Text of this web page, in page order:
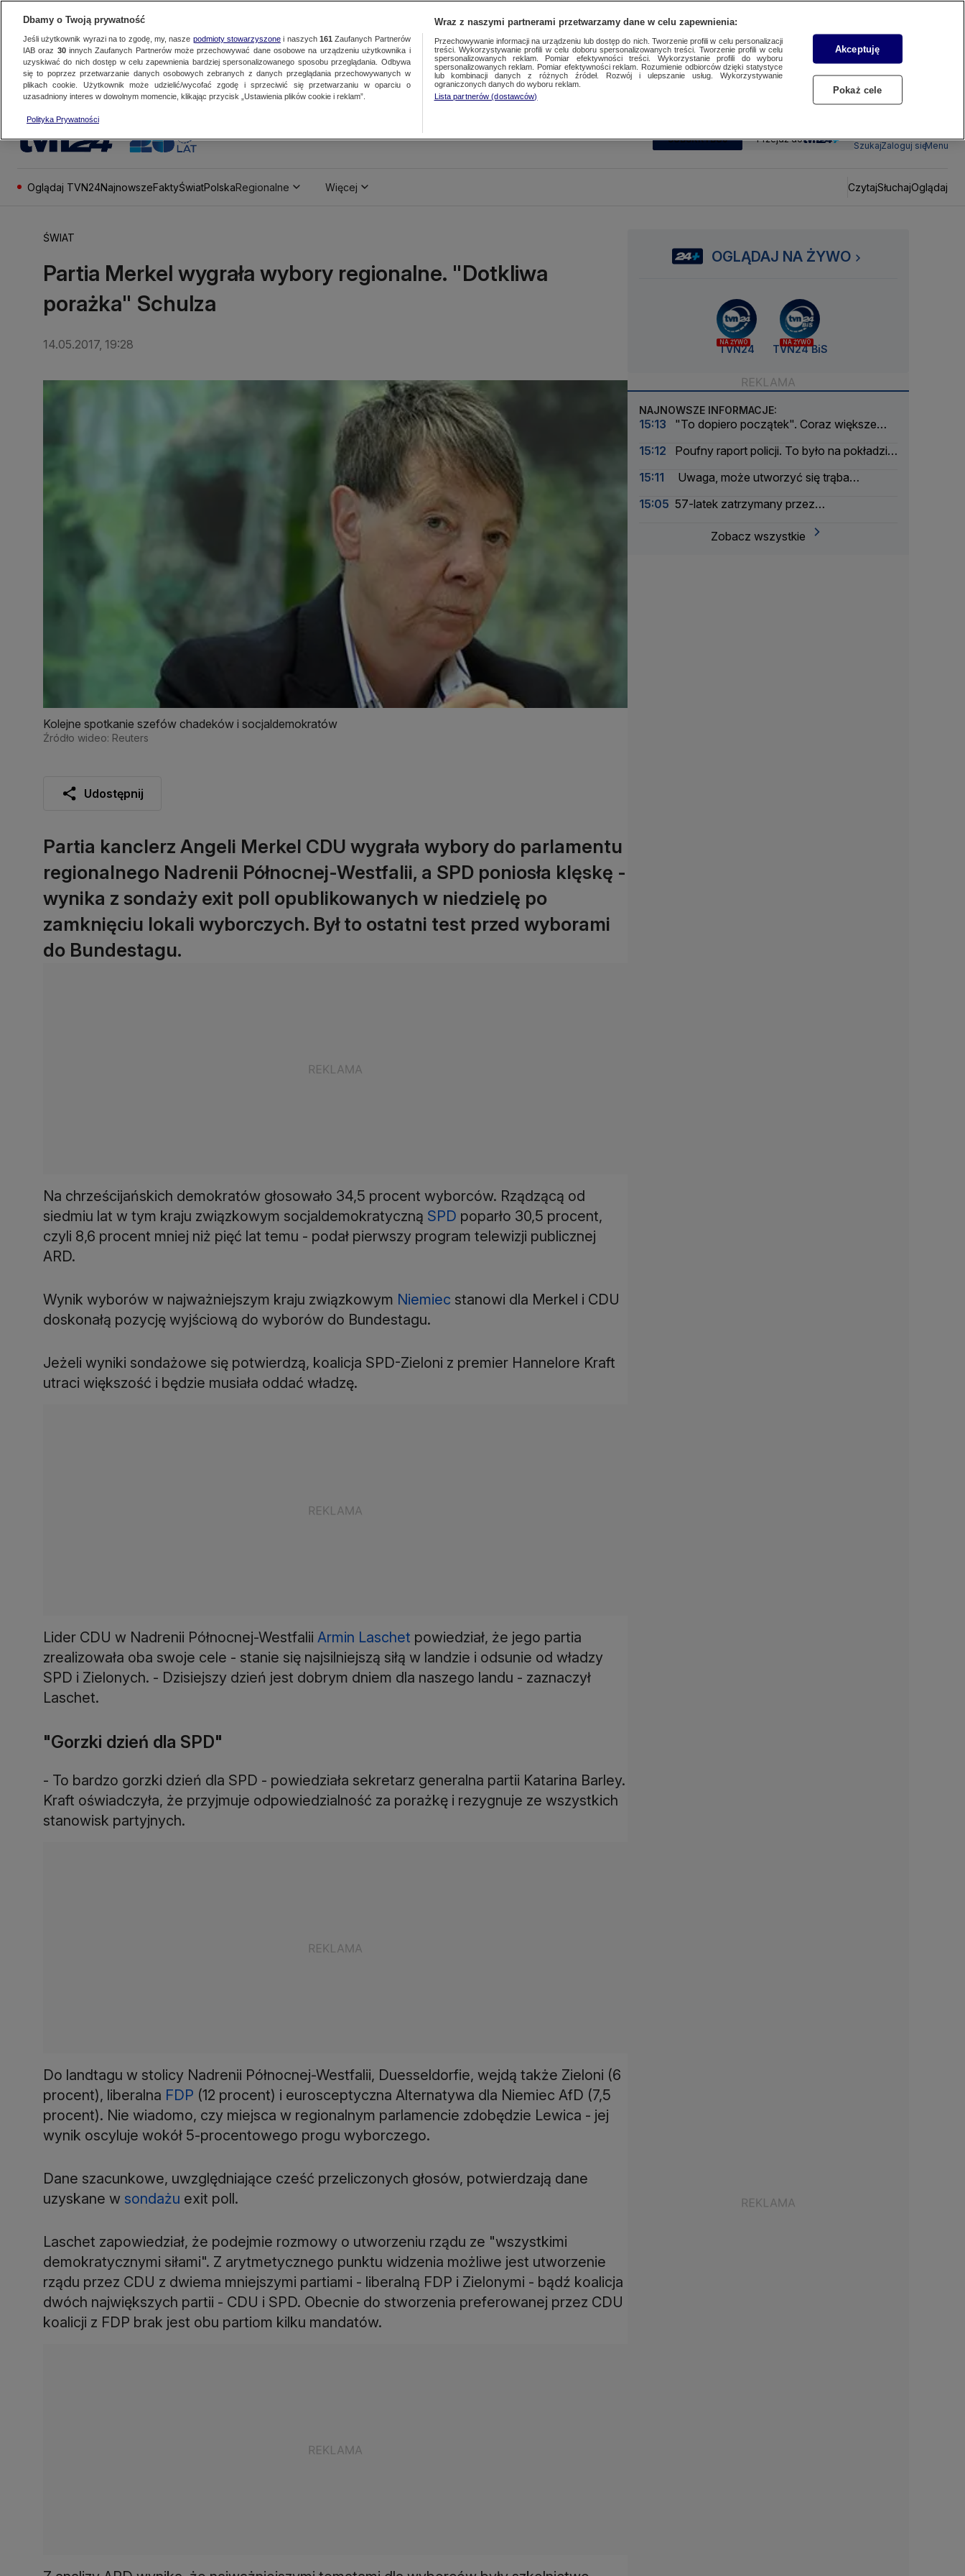
SUBSKRYBUJ Przejdź do
SzukajZaloguj sięMenu
Oglądaj TVN24NajnowszeFaktyŚwiatPolskaRegionalne Więcej CzytajSłuchajOglądaj
ŚWIAT
Partia Merkel wygrała wybory regionalne. "Dotkliwa
porażka" Schulza
14.05.2017, 19:28
Kolejne spotkanie szefów chadeków i socjaldemokratów
Źródło wideo: Reuters
Udostępnij
Partia kanclerz Angeli Merkel CDU wygrała wybory do parlamentu
regionalnego Nadrenii Północnej-Westfalii, a SPD poniosła klęskę -
wynika z sondaży exit poll opublikowanych w niedzielę po
zamknięciu lokali wyborczych. Był to ostatni test przed wyborami
do Bundestagu.
Na chrześcijańskich demokratów głosowało 34,5 procent wyborców. Rządzącą od
siedmiu lat w tym kraju związkowym socjaldemokratyczną SPD poparło 30,5 procent,
czyli 8,6 procent mniej niż pięć lat temu - podał pierwszy program telewizji publicznej
ARD.
Wynik wyborów w najważniejszym kraju związkowym Niemiec stanowi dla Merkel i CDU
doskonałą pozycję wyjściową do wyborów do Bundestagu.
Jeżeli wyniki sondażowe się potwierdzą, koalicja SPD-Zieloni z premier Hannelore Kraft
utraci większość i będzie musiała oddać władzę.
Lider CDU w Nadrenii Północnej-Westfalii Armin Laschet powiedział, że jego partia
zrealizowała oba swoje cele - stanie się najsilniejszą siłą w landzie i odsunie od władzy
SPD i Zielonych. - Dzisiejszy dzień jest dobrym dniem dla naszego landu - zaznaczył
Laschet.
"Gorzki dzień dla SPD"
- To bardzo gorzki dzień dla SPD - powiedziała sekretarz generalna partii Katarina Barley.
Kraft oświadczyła, że przyjmuje odpowiedzialność za porażkę i rezygnuje ze wszystkich
stanowisk partyjnych.
Do landtagu w stolicy Nadrenii Północnej-Westfalii, Duesseldorfie, wejdą także Zieloni (6
procent), liberalna FDP (12 procent) i eurosceptyczna Alternatywa dla Niemiec AfD (7,5
procent). Nie wiadomo, czy miejsca w regionalnym parlamencie zdobędzie Lewica - jej
wynik oscyluje wokół 5-procentowego progu wyborczego.
Dane szacunkowe, uwzględniające cześć przeliczonych głosów, potwierdzają dane
uzyskane w sondażu exit poll.
Laschet zapowiedział, że podejmie rozmowy o utworzeniu rządu ze "wszystkimi
demokratycznymi siłami". Z arytmetycznego punktu widzenia możliwe jest utworzenie
rządu przez CDU z dwiema mniejszymi partiami - liberalną FDP i Zielonymi - bądź koalicja
dwóch największych partii - CDU i SPD. Obecnie do stworzenia preferowanej przez CDU
koalicji z FDP brak jest obu partiom kilku mandatów.
OGLĄDAJ NA ŻYWO
NA ŻYWO
TVN24
NA ŻYWO
TVN24 BiS
NAJNOWSZE INFORMACJE:
15:13
"To dopiero początek". Coraz większe
15:12
Poufny raport policji. To było na pokładzie
15:11
Uwaga, może utworzyć się trąba
15:05 57-latek zatrzymany przez
Zobacz wszystkie
Dbamy o Twoją prywatność
Jeśli użytkownik wyrazi na to zgodę, my, nasze podmioty stowarzyszonei naszych 161 Zaufanych Partnerów
IAB oraz 30innych Zaufanych Partnerów może przechowywać dane osobowe na urządzeniu użytkownika i
uzyskiwać do nich dostęp w celu zapewnienia bardziej spersonalizowanego sposobu przeglądania. Odbywa
się to poprzez przetwarzanie danych osobowych zebranych z danych przeglądania przechowywanych w
plikach cookie. Użytkownik może udzielić/wycofać zgodę i sprzeciwić się przetwarzaniu w oparciu o
uzasadniony interes w dowolnym momencie, klikając przycisk „Ustawienia plików cookie i reklam”.
Polityka Prywatności
Wraz z naszymi partnerami przetwarzamy dane w celu zapewnienia:
Przechowywanie informacji na urządzeniu lub dostęp do nich. Tworzenie profili w celu personalizacji
treści. Wykorzystywanie profili w celu doboru spersonalizowanych treści. Tworzenie profili w celu
spersonalizowanych reklam. Pomiar efektywności treści. Wykorzystanie profili do wyboru
spersonalizowanych reklam. Pomiar efektywności reklam. Rozumienie odbiorców dzięki statystyce
lub kombinacji danych z różnych źródeł. Rozwój i ulepszanie usług. Wykorzystywanie
ograniczonych danych do wyboru reklam.
Lista partnerów (dostawców)
Akceptuję
Pokaż cele